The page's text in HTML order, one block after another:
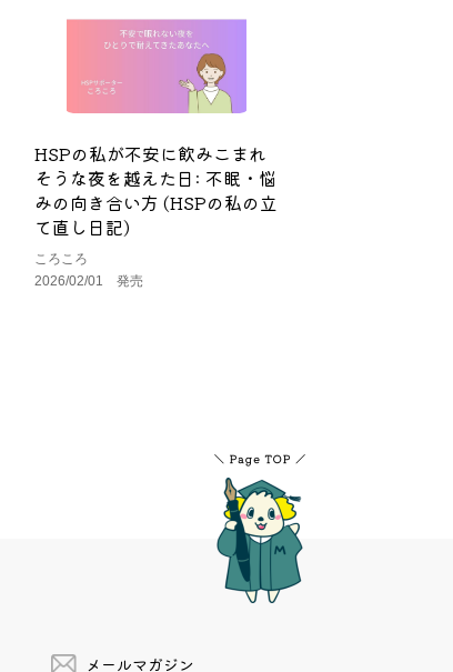
HSPの私が不安に飲みこまれ
そうな夜を越えた日: 不眠・悩
みの向き合い方 (HSPの私の立
て直し日記)
ころころ
2026/02/01 発売
メールマガジン